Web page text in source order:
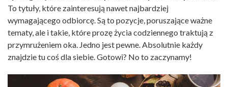
To tytuły, które zainteresują nawet najbardziej
wymagającego odbiorcę. Są to pozycje, poruszające ważne
tematy, ale i takie, które prozę życia codziennego traktują z
przymrużeniem oka. Jedno jest pewne. Absolutnie każdy
znajdzie tu coś dla siebie. Gotowi? No to zaczynamy!